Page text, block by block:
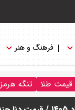
فرهنگ و هنر
قیمت طلا تنگه هرمز